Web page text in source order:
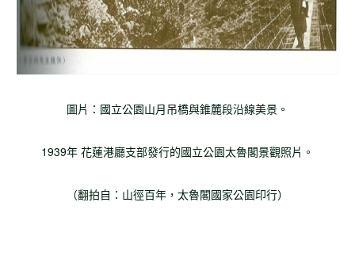
圖片：國立公園山月吊橋與錐麓段沿線美景。
1939年 花蓮港廳支部發行的國立公園太魯閣景觀照片。
（翻拍自：山徑百年，太魯閣國家公園印行）